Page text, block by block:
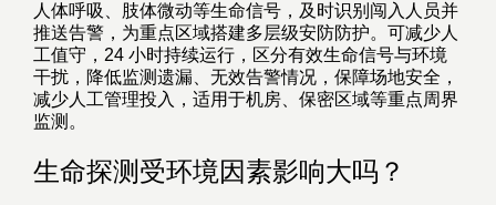
人体呼吸、肢体微动等生命信号，及时识别闯入人员并
推送告警，为重点区域搭建多层级安防防护。可减少人
工值守，24 小时持续运行，区分有效生命信号与环境
干扰，降低监测遗漏、无效告警情况，保障场地安全，
减少人工管理投入，适用于机房、保密区域等重点周界
监测。
生命探测受环境因素影响大吗？